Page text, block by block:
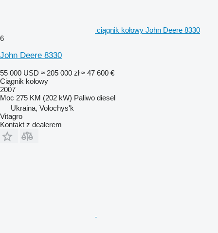
ciągnik kołowy John Deere 8330
6
John Deere 8330
55 000 USD ≈ 205 000 zł ≈ 47 600 €
Ciągnik kołowy
2007
Moc 275 KM (202 kW) Paliwo diesel
Ukraina, Volochys'k
Vitagro
Kontakt z dealerem